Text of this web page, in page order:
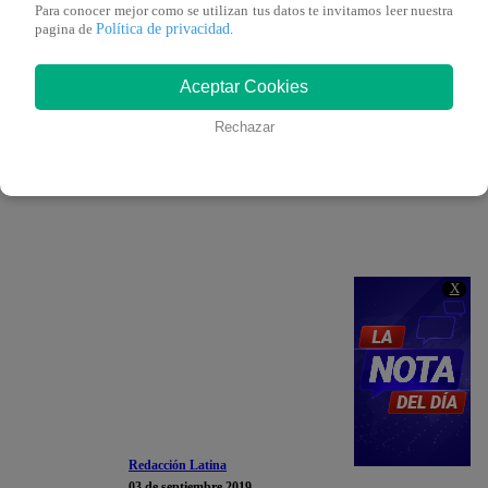
X
Redacción Latina
Para conocer mejor como se utilizan tus datos te invitamos leer nuestra
pagina de Política de privacidad
Aceptar Cookies
Rechazar